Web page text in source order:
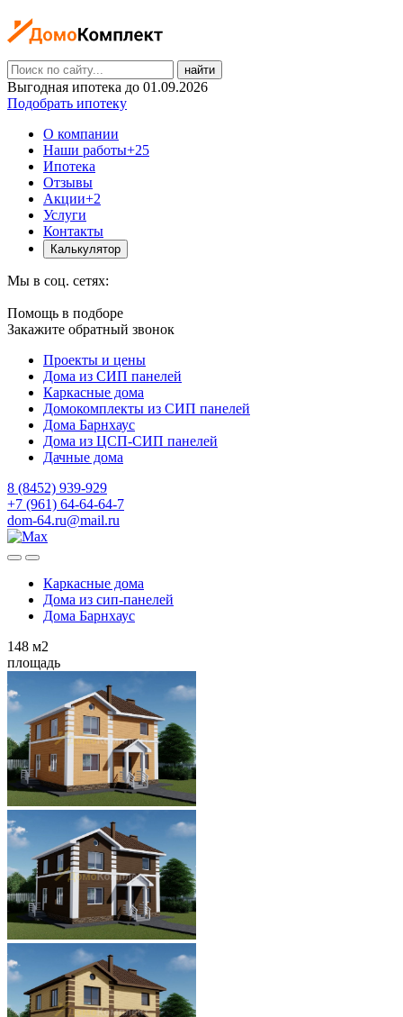
найти
Выгодная ипотека до 01.09.2026
Подобрать ипотеку
О компании
Наши работы+25
Ипотека
Отзывы
Акции+2
Услуги
Контакты
Калькулятор
Мы в соц. сетях:
Помощь в подборе
Закажите обратный звонок
Проекты и цены
Дома из СИП панелей
Каркасные дома
Домокомплекты из СИП панелей
Дома Барнхаус
Дома из ЦСП-СИП панелей
Дачные дома
8 (8452) 939-929
+7 (961) 64-64-64-7
dom-64.ru@mail.ru
Каркасные дома
Дома из сип-панелей
Дома Барнхаус
148 м2
площадь